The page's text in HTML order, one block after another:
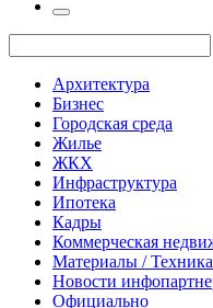
Архитектура
Бизнес
Городская среда
Жилье
ЖКХ
Инфраструктура
Ипотека
Кадры
Коммерческая
Материалы / Техника
Новости
Официально